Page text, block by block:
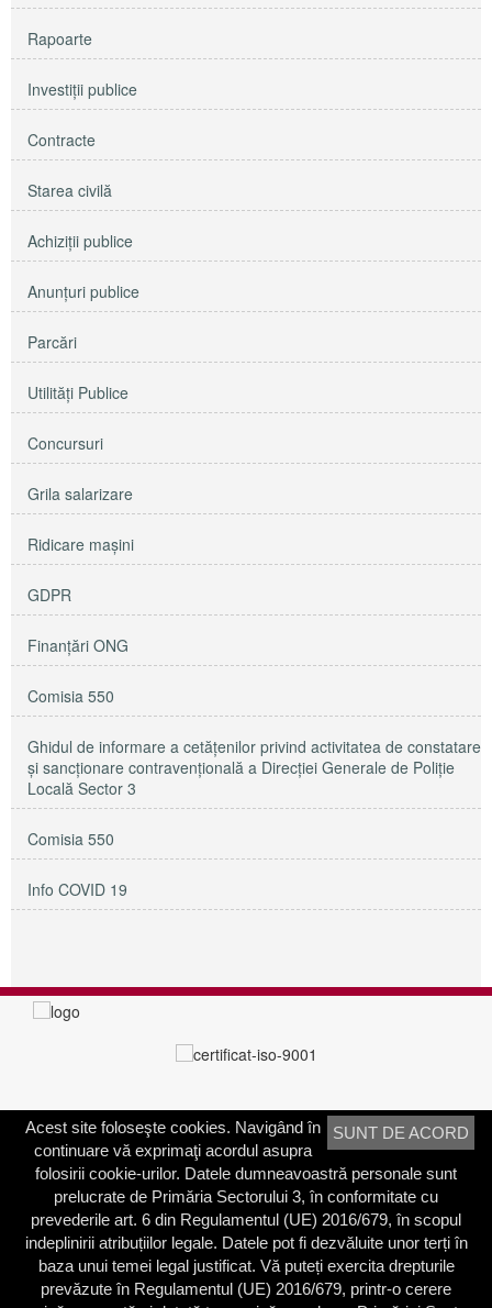
Rapoarte
Investiţii publice
Contracte
Starea civilă
Achiziţii publice
Anunţuri publice
Parcări
Utilităţi Publice
Concursuri
Grila salarizare
Ridicare maşini
GDPR
Finanțări ONG
Comisia 550
Ghidul de informare a cetățenilor privind activitatea de constatare
și sancționare contravențională a Direcției Generale de Poliție
Locală Sector 3
Comisia 550
Info COVID 19
PRIMĂRIA SECTORULUI 3
Adresa:Calea Dudeşti nr. 191
Bucureşti, Sector 3, România
Contactați-ne
Telefon: 021.318.03.23
Fax: 021.318.03.04
SUNT DE ACORD
Acest site foloseşte cookies. Navigând în
continuare vă exprimaţi acordul asupra
folosirii cookie-urilor. Datele dumneavoastră personale sunt
prelucrate de Primăria Sectorului 3, în conformitate cu
prevederile art. 6 din Regulamentul (UE) 2016/679, în scopul
indeplinirii atribuțiilor legale. Datele pot fi dezvăluite unor terți în
baza unui temei legal justificat. Vă puteți exercita drepturile
prevăzute în Regulamentul (UE) 2016/679, printr-o cerere